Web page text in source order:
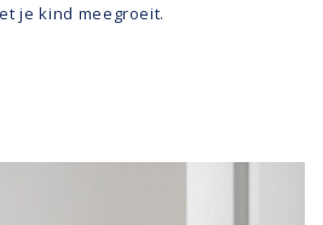
je kind meegroeit.